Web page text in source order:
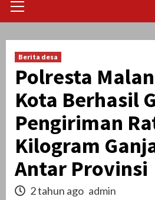
Menu
Berita desa
Polresta
Kota Berhasil
Pengiriman
Kilogram
Antar Provinsi
2 tahun ago admin